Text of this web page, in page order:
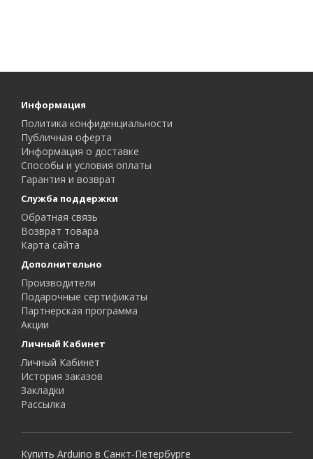
Информация
Политика конфиденциальности
Публичная оферта
Информация о доставке
Способы и условия оплаты
Гарантия и возврат
Служба поддержки
Обратная связь
Возврат товара
Карта сайта
Дополнительно
Производители
Подарочные сертификаты
Партнерская программа
Акции
Личный Кабинет
Личный Кабинет
История заказов
Закладки
Рассылка
Купить Arduino в Санкт-Петербурге